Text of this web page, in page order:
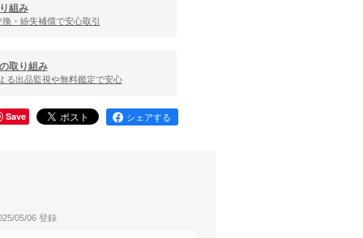
組み
・紛失補償で安心取引
取り組み
る出品監視や無料鑑定で安心
Save シェアする
05/06 登録